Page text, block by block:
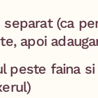
separat (ca
apoi
peste faina